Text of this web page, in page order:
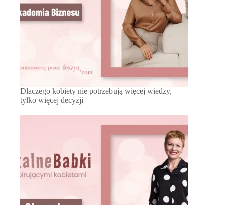
Dlaczego kobiety nie potrzebują więcej wiedzy,
tylko więcej decyzji